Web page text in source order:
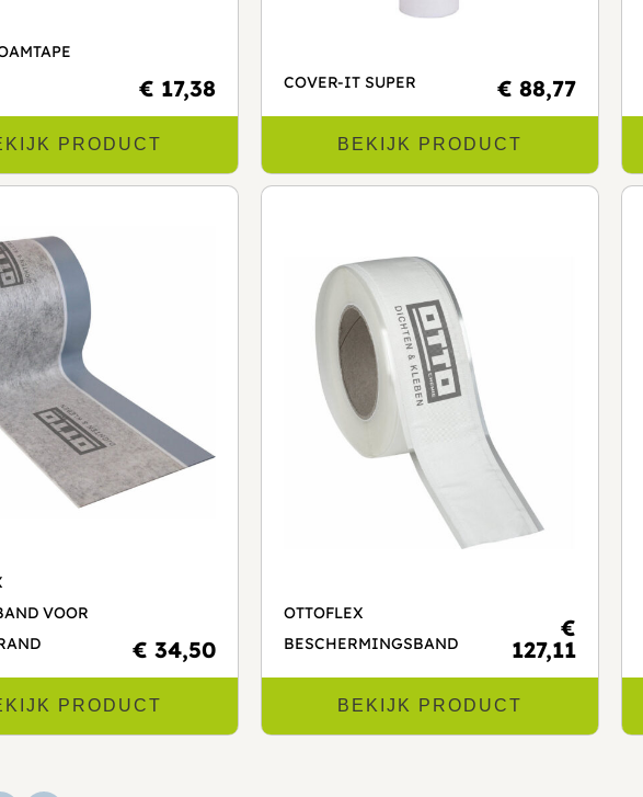
€ 17,38
PRODUCT
COVER-IT SUPER € 88,77
BEKIJK PRODUCT
VOOR
€ 34,50
PRODUCT
OTTOFLEX
BESCHERMINGSBAND
€
127,11
BEKIJK PRODUCT